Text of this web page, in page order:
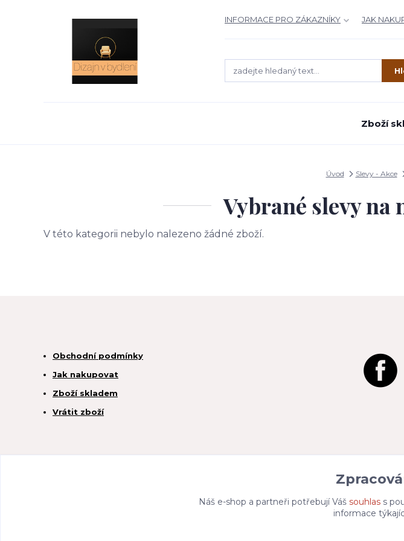
INFORMACE PRO ZÁKAZNÍKY JAK
Zboží
Úvod Slevy - Akce
Vybrané slevy na
V této kategorii nebylo nalezeno žádné zboží.
Obchodní podmínky
Jak nakupovat
Zboží skladem
Vrátit zboží
Náš e-shop a partneři potřebují Váš souhlass
informace